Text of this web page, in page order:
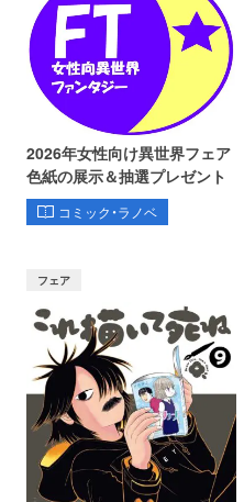
2026年女性向け異世界フェア
色紙の展示＆抽選プレゼント
コミック・ラノベ
フェア